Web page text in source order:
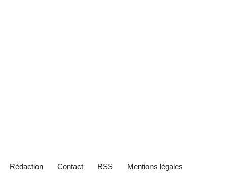
Rédaction Contact RSS Mentions légales